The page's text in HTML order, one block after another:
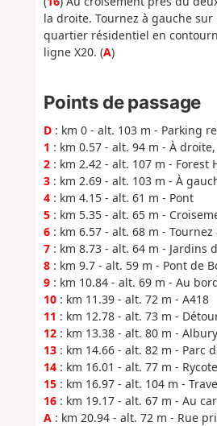
la droite. Tournez à gauche
quartier résidentiel en
ligne X20. (A)
Points de passage
D: km 0 - alt. 103 m - Parking
1 : km 0.57 - alt. 94 m - À
2: km 2.42 - alt. 107 m - Forest
3: km 2.69 - alt. 103 m - À
4: km 4.15 - alt. 61 m - Pont
5: km 5.35 - alt. 65 m -
6: km 6.57 - alt. 68 m -
7: km 8.73 - alt. 64 m - Jardins
8: km 9.7 - alt. 59 m - Pont de
9: km 10.84 - alt. 69 m - Au
10: km 11.39 - alt. 72 m - A418
11 : km 12.78 - alt. 73 m -
12: km 13.38 - alt. 80 m -
13: km 14.66 - alt. 82 m - Parc
14: km 16.01 - alt. 77 m -
15: km 16.97 - alt. 104 m -
16: km 19.17 - alt. 67 m - Au
A: km 20.94 - alt. 72 m - Rue